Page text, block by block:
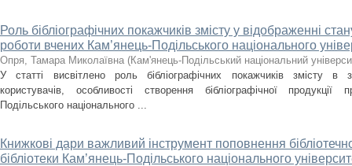
Роль бібліографічних покажчиків змісту у відображенні
роботи вчених Кам’янець-Подільського національного
Опря, Тамара Миколаївна (Кам'янець-Подільський національний
У статті висвітлено роль бібліографічних покажчиків змісту в
користувачів, особливості створення бібліографічної продукції
Подільського національного ...
Книжкові дари важливий інструмент поповнення
бібліотеки Кам’янець-Подільського національного